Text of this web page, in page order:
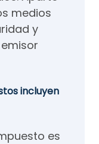
medios
y
incluyen
es